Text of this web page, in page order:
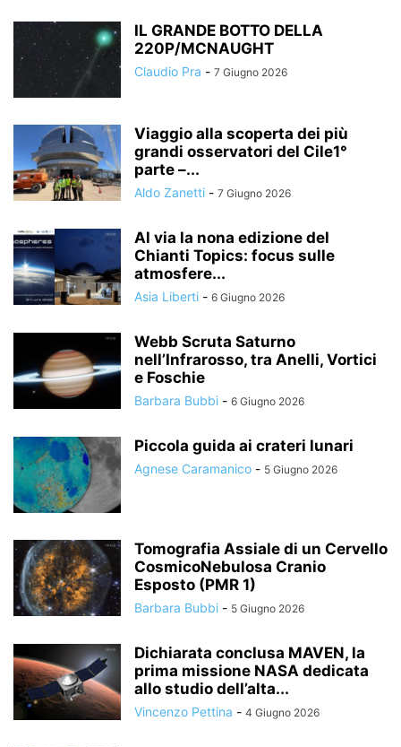
IL GRANDE BOTTO DELLA
220P/MCNAUGHT
Claudio Pra - 7 Giugno 2026
Viaggio alla scoperta dei più
grandi osservatori del Cile1°
parte –...
Aldo Zanetti - 7 Giugno 2026
Al via la nona edizione del
Chianti Topics: focus sulle
atmosfere...
Asia Liberti - 6 Giugno 2026
Webb Scruta Saturno
nell’Infrarosso, tra Anelli, Vortici
e Foschie
Barbara Bubbi - 6 Giugno 2026
Piccola guida ai crateri lunari
Agnese Caramanico - 5 Giugno 2026
Tomografia Assiale di un Cervello
CosmicoNebulosa Cranio
Esposto (PMR 1)
Barbara Bubbi - 5 Giugno 2026
Dichiarata conclusa MAVEN, la
prima missione NASA dedicata
allo studio dell’alta...
Vincenzo Pettina - 4 Giugno 2026